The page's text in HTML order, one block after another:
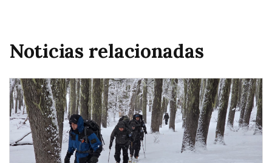
Noticias relacionadas